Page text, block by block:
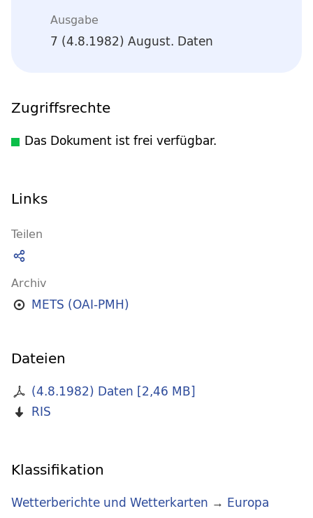
Ausgabe
7 (4.8.1982) August. Daten
Zugriffsrechte
Das Dokument ist frei verfügbar.
Links
Teilen
Archiv
METS (OAI-PMH)
Dateien
(4.8.1982) Daten [2,46 MB]
RIS
Klassifikation
Wetterberichte und Wetterkarten → Europa